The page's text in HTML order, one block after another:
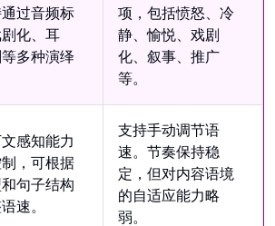
过音频标
化、耳
多种演绎
项，包括愤怒、冷
静、愉悦、戏剧
化、叙事、推广
等。
感知能力
，可根据
句子结构
速。
支持手动调节语
速。节奏保持稳
定，但对内容语境
的自适应能力略
弱。